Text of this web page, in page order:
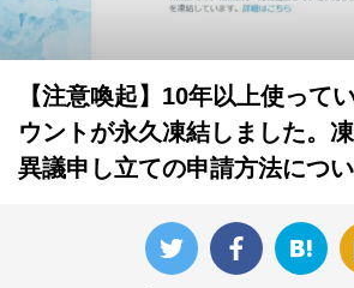
【注意喚起】10年以上使って
ウントが永久凍結しました。
異議申し立ての申請方法につ